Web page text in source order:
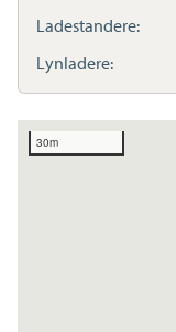
Ladestandere:
Lynladere:
30m